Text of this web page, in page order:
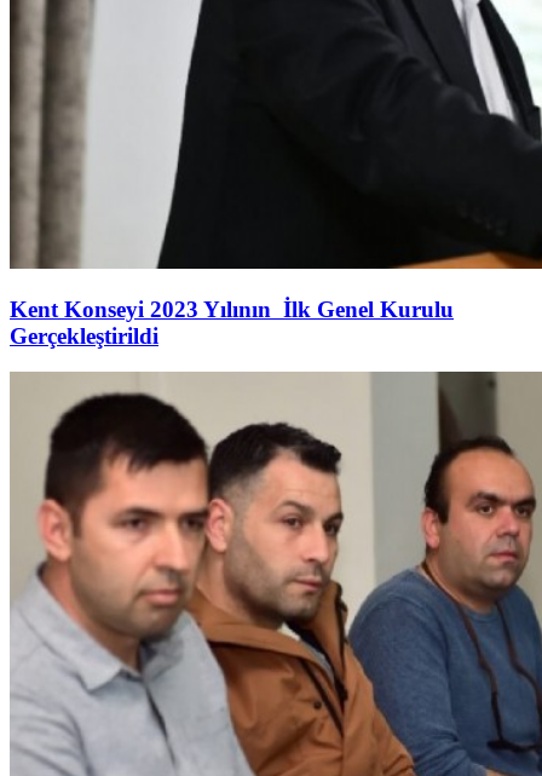
Kent Konseyi 2023 Yılının İlk Genel Kurulu
Gerçekleştirildi